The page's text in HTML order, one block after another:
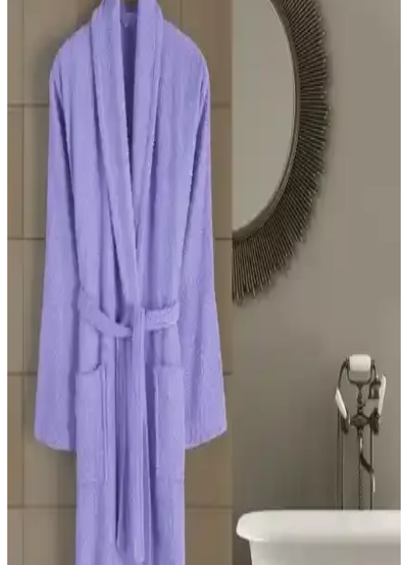
Maxem Motorsiklet Branda XXL: Su Geçirmez ve
Dayanıklı Motosiklet Koruma Çözümü
Maxem Motorsiklet Branda XXL, su geçirmez ve büyük beden
yapısıyla enduro ve chopper tarzı motosikletleri koruyan dayanıklı
bir ürün. Hava koşullarına karşı güvenli ve estetik koruma sağlar.
Modelhome Büyük Beden Kapşonlu Lacivert
Pamuklu Bornoz Konfor ve Şıklık Sunar
Modelhome'un büyük beden kapşonlu lacivert bornozu, pamuk
dokusu, geniş ölçüleri ve pratik tasarımıyla rahatlık ve şıklık sağlar,
uzun ömürlü kullanım ve kolay bakım sunar.
Philippus Berbera ve Rozet Tekstil Bornozları
Karşılaştırması: Malzeme, Konfor ve Dayanıklılık
İki farklı bornoz modeli olan Philippus Berbera Erkek Kapşonlu ve
Rozet Tekstil büyük beden bornozlarının malzeme, konfor, emicilik
ve kalite özellikleri detaylı şekilde karşılaştırıldı.
Esmen ve Şilay Home Büyük Beden Havlulu Bornoz
Karşılaştırması ve Kullanıcı Yorumları
İki farklı bornoz ürününün malzeme kalitesi, emicilik ve kullanım
kolaylığı gibi kriterlerle detaylı karşılaştırması, kullanıcı yorumlarıyla
Oyalı Textile Organik Pamuk ve Rozet Tekstil
Büyük Beden Bornoz Karşılaştırması